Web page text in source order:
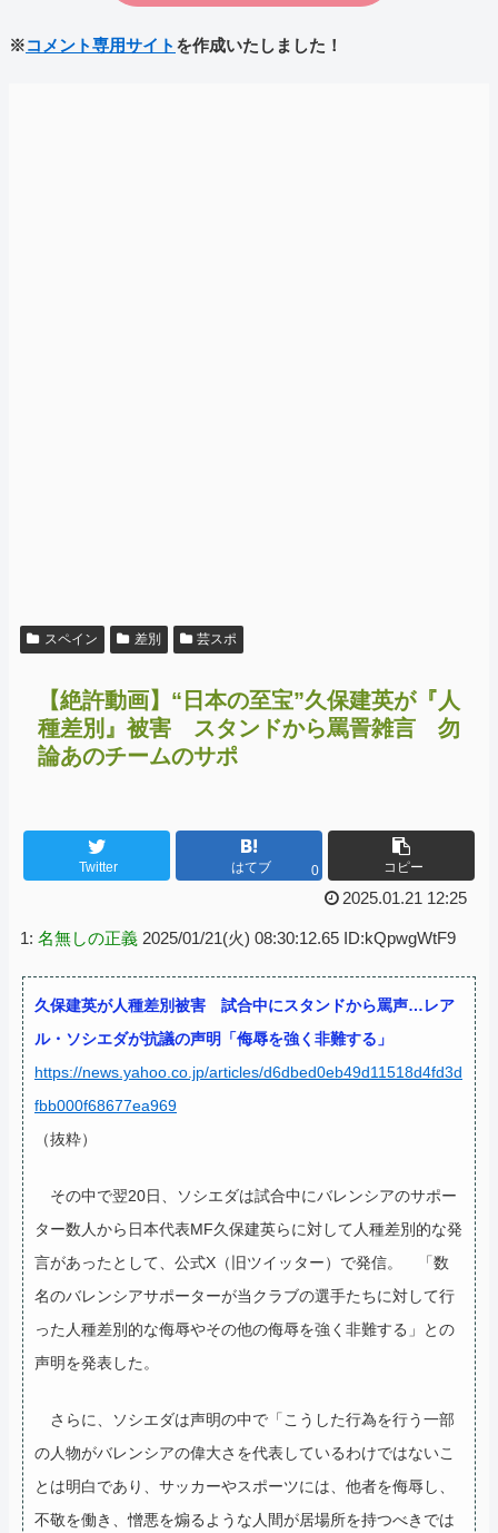
※コメント専用サイト を作成いたしました！
スペイン 差別 芸スポ
【絶許動画】“日本の至宝”久保建英が『人
種差別』被害 スタンドから罵詈雑言 勿
論あのチームのサポ
Twitter はてブ 0 コピー
2025.01.21 12:25
1: 名無しの正義 2025/01/21(火) 08:30:12.65 ID:kQpwgWtF9
久保建英が人種差別被害 試合中にスタンドから罵声…レア
ル・ソシエダが抗議の声明「侮辱を強く非難する」
https://news.yahoo.co.jp/articles/d6dbed0eb49d11518d4fd3d
fbb000f68677ea969
（抜粋）
その中で翌20日、ソシエダは試合中にバレンシアのサポー
ター数人から日本代表MF久保建英らに対して人種差別的な発
言があったとして、公式X（旧ツイッター）で発信。
「数
名のバレンシアサポーターが当クラブの選手たちに対して行
った人種差別的な侮辱やその他の侮辱を強く非難する」との
声明を発表した。
さらに、ソシエダは声明の中で「こうした行為を行う一部
の人物がバレンシアの偉大さを代表しているわけではないこ
とは明白であり、サッカーやスポーツには、他者を侮辱し、
不敬を働き、憎悪を煽るような人間が居場所を持つべきでは